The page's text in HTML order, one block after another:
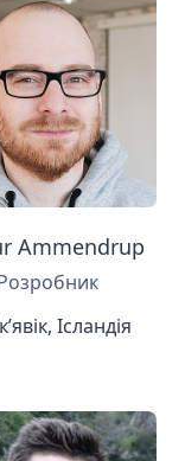
Ammendrup
Ісландія